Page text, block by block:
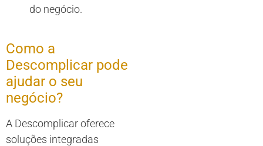
do negócio.
Como a
Descomplicar pode
ajudar o seu
negócio?
A Descomplicar oferece
soluções integradas